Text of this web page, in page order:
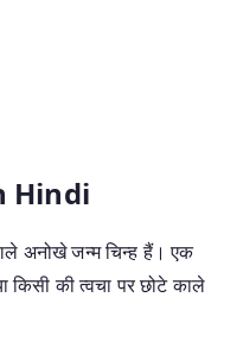
Hindi
अनोखे जन्म चिन्ह हैं। एक
की त्वचा पर छोटे काले